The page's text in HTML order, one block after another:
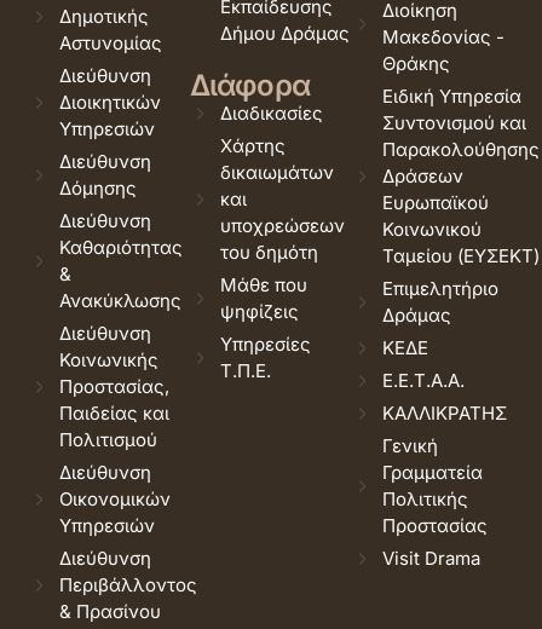
Δημοτικής
Αστυνομίας
Διεύθυνση
Διοικητικών
Υπηρεσιών
Διεύθυνση
Δόμησης
Διεύθυνση
Καθαριότητας
&
Ανακύκλωσης
Διεύθυνση
Κοινωνικής
Προστασίας,
Παιδείας και
Πολιτισμού
Διεύθυνση
Οικονομικών
Υπηρεσιών
Διεύθυνση
Περιβάλλοντος
& Πρασίνου
Εκπαίδευσης
Δήμου Δράμας
Διάφορα
Διαδικασίες
Χάρτης
δικαιωμάτων
και
υποχρεώσεων
του δημότη
Μάθε που
ψηφίζεις
Υπηρεσίες
Τ.Π.Ε.
Διοίκηση
Μακεδονίας -
Θράκης
Ειδική Υπηρεσία
Συντονισμού και
Παρακολούθησης
Δράσεων
Ευρωπαϊκού
Κοινωνικού
Ταμείου (ΕΥΣΕΚΤ)
Επιμελητήριο
Δράμας
ΚΕΔΕ
Ε.Ε.Τ.Α.Α.
ΚΑΛΛΙΚΡΑΤΗΣ
Γενική
Γραμματεία
Πολιτικής
Προστασίας
Visit Drama